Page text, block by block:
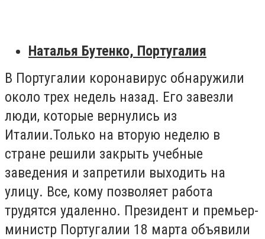
Наталья Бутенко, Португалия
В Португалии коронавирус обнаружили
около трех недель назад. Его завезли
люди, которые вернулись из
Италии.Только на вторую неделю в
стране решили закрыть учебные
заведения и запретили выходить на
улицу. Все, кому позволяет работа
трудятся удаленно. Президент и премьер-
министр Португалии 18 марта объявили